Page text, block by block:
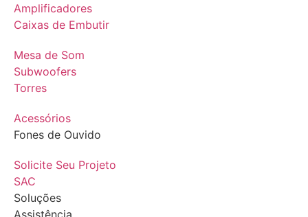
Amplificadores
Caixas de Embutir
Mesa de Som
Subwoofers
Torres
Acessórios
Fones de Ouvido
Solicite Seu Projeto
SAC
Soluções
Assistência